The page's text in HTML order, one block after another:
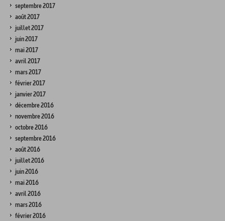
septembre 2017
août 2017
juillet 2017
juin 2017
mai 2017
avril 2017
mars 2017
février 2017
janvier 2017
décembre 2016
novembre 2016
octobre 2016
septembre 2016
août 2016
juillet 2016
juin 2016
mai 2016
avril 2016
mars 2016
février 2016